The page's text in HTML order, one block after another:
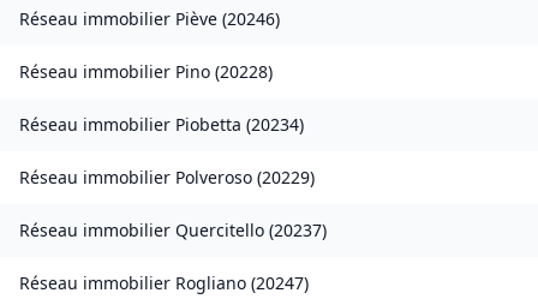
Réseau immobilier Piève (20246)
Réseau immobilier Pino (20228)
Réseau immobilier Piobetta (20234)
Réseau immobilier Polveroso (20229)
Réseau immobilier Quercitello (20237)
Réseau immobilier Rogliano (20247)